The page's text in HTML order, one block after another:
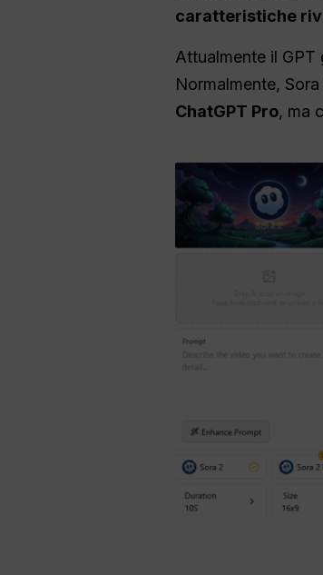
caratteristiche
Attualmente il GPT
Normalmente,
ChatGPT Pro, ma